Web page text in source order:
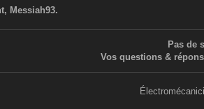
Fixer l'armure du joueur.
Fixer le cash du joueur.
Fixer la vitesse du joueur.
Messiah93.
Pas de
Vos questions &